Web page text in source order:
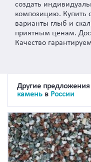
создать
композицию. Купить
варианты глыб и
приятным ценам.
Качество
Другие предложения
камень в России